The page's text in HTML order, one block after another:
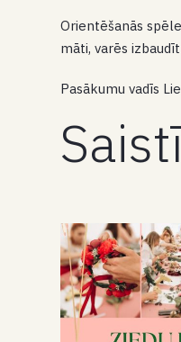
Orientēšanās
māti, varēs
Pasākumu vadīs